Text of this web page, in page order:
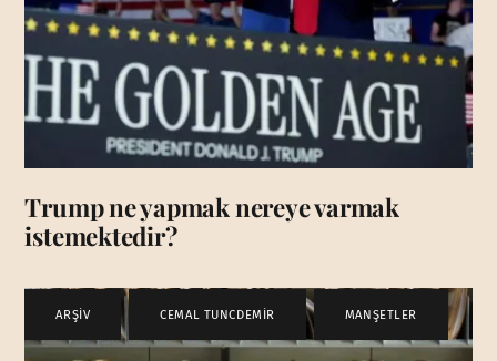
Trump ne yapmak nereye varmak
istemektedir?
ARŞİV CEMAL TUNCDEMİR , MANŞETLER